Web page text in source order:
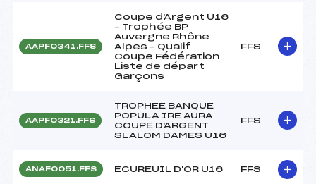
AAPF0341.FFS
Coupe d'Argent U16
– Trophée BP
Auvergne Rhône
Alpes – Qualif
Coupe Fédération
Liste de départ
Garçons
FFS
AAPF0321.FFS
TROPHEE BANQUE
POPULA IRE AURA
COUPE D'ARGENT
SLALOM DAMES U16
FFS
ANAF0051.FFS ECUREUIL D'OR U16 FFS